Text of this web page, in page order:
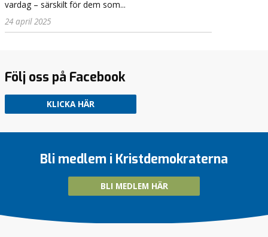
vardag – särskilt för dem som...
24 april 2025
Följ oss på Facebook
KLICKA HÄR
Bli medlem i Kristdemokraterna
BLI MEDLEM HÄR